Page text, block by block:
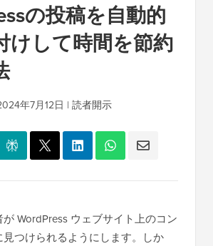
の投稿を自動的
けして時間を節約
年7月12日 | 読者開示
WordPress ウェブサイト上のコン
つけられるようにします。しか